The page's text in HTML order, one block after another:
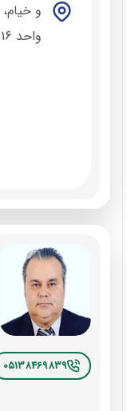
واحد 16
05138469839